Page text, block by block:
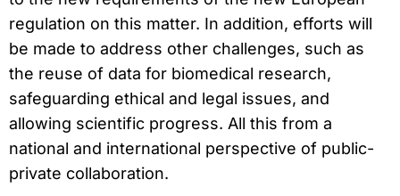
regulation on this matter. In addition, efforts will
be made to address other challenges, such as
the reuse of data for biomedical research,
safeguarding ethical and legal issues, and
allowing scientific progress. All this from a
national and international perspective of public-
private collaboration.